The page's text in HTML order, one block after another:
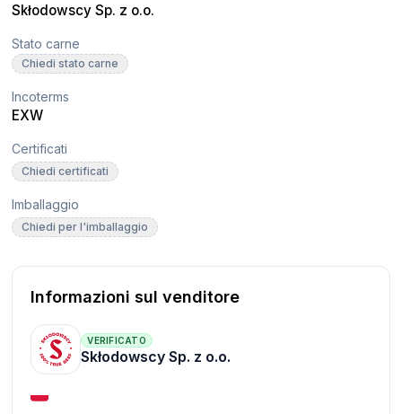
Skłodowscy Sp. z o.o.
Stato carne
Chiedi stato carne
Incoterms
EXW
Certificati
Chiedi certificati
Imballaggio
Chiedi per l'imballaggio
Informazioni sul venditore
VERIFICATO
Skłodowscy Sp. z o.o.